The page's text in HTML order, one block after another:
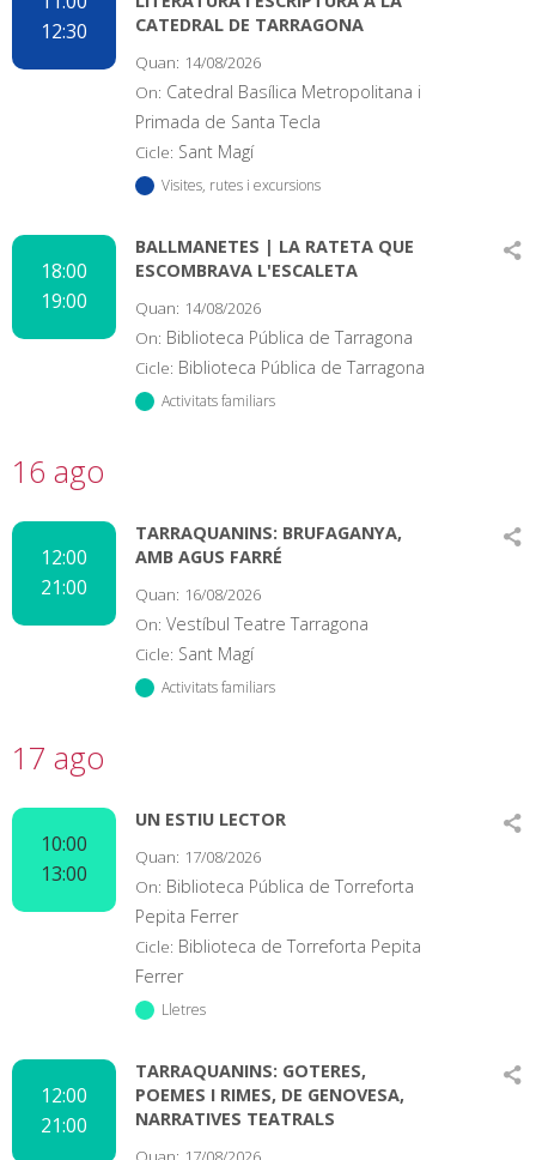
12:30
CATEDRAL DE TARRAGONA
Quan: 14/08/2026
On: Catedral Basílica Metropolitana i
Primada de Santa Tecla
Cicle: Sant Magí
Visites, rutes i excursions
18:00
19:00
BALLMANETES | LA RATETA QUE
ESCOMBRAVA L'ESCALETA
Quan: 14/08/2026
On: Biblioteca Pública de Tarragona
Cicle: Biblioteca Pública de Tarragona
Activitats familiars
16 ago
12:00
21:00
TARRAQUANINS: BRUFAGANYA,
AMB AGUS FARRÉ
Quan: 16/08/2026
On: Vestíbul Teatre Tarragona
Cicle: Sant Magí
Activitats familiars
17 ago
10:00
13:00
UN ESTIU LECTOR
Quan: 17/08/2026
On: Biblioteca Pública de Torreforta
Pepita Ferrer
Cicle: Biblioteca de Torreforta Pepita
Ferrer
Lletres
12:00
21:00
TARRAQUANINS: GOTERES,
POEMES I RIMES, DE GENOVESA,
NARRATIVES TEATRALS